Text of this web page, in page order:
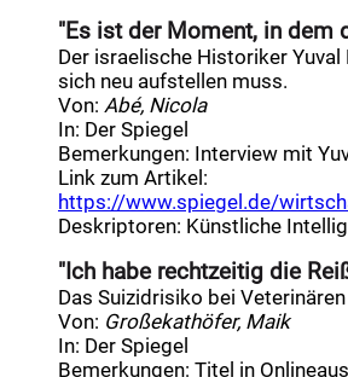
"Es ist der Moment, in dem
Der israelische Historiker
sich neu aufstellen muss.
Von: Abé, Nicola
In: Der Spiegel
Bemerkungen: Interview mit
Link zum Artikel:
https://www.spiegel.de/
Deskriptoren: Künstliche
"Ich habe rechtzeitig die
Das Suizidrisiko bei
Von: Großekathöfer, Maik
In: Der Spiegel
Bemerkungen: Titel in